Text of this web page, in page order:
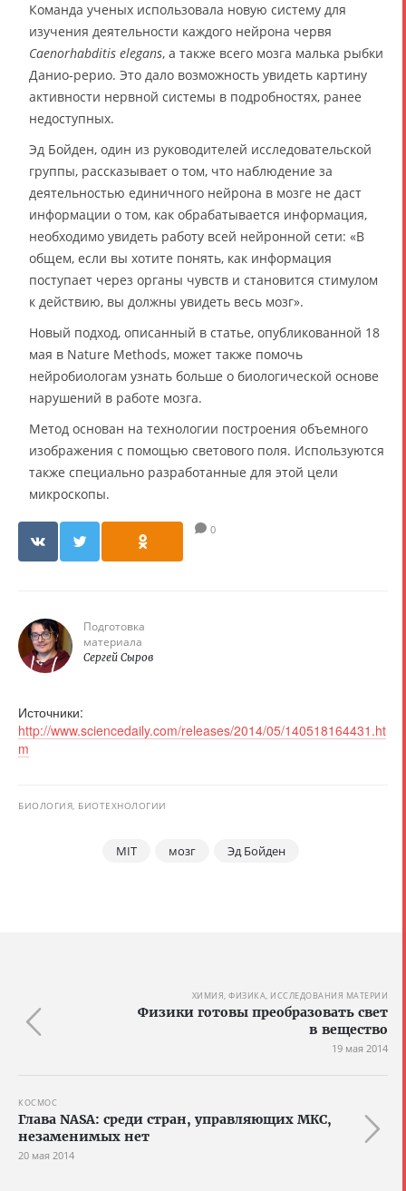
Команда ученых использовала новую систему для
изучения деятельности каждого нейрона червя
Caenorhabditis elegans, а также всего мозга малька рыбки
Данио-рерио. Это дало возможность увидеть картину
активности нервной системы в подробностях, ранее
недоступных.
Эд Бойден, один из руководителей исследовательской
группы, рассказывает о том, что наблюдение за
деятельностью единичного нейрона в мозге не даст
информации о том, как обрабатывается информация,
необходимо увидеть работу всей нейронной сети: «В
общем, если вы хотите понять, как информация
поступает через органы чувств и становится стимулом
к действию, вы должны увидеть весь мозг».
Новый подход, описанный в статье, опубликованной 18
мая в Nature Methods, может также помочь
нейробиологам узнать больше о биологической основе
нарушений в работе мозга.
Метод основан на технологии построения объемного
изображения с помощью светового поля. Используются
также специально разработанные для этой цели
микроскопы.
0
Подготовка
материала
Сергей Сыров
Источники:
http://www.sciencedaily.com/releases/2014/05/140518164431.ht
m
БИОЛОГИЯ, БИОТЕХНОЛОГИИ
MIT мозг Эд Бойден
ХИМИЯ, ФИЗИКА, ИССЛЕДОВАНИЯ МАТЕРИИ
Физики готовы преобразовать свет
в вещество
19 мая 2014
КОСМОС
Глава NASA: среди стран, управляющих МКС,
незаменимых нет
20 мая 2014